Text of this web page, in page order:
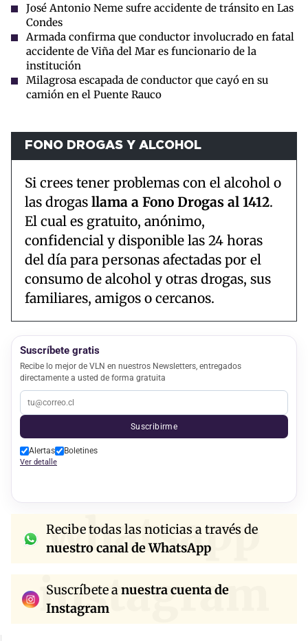
José Antonio Neme sufre accidente de tránsito en Las
Condes
Armada confirma que conductor involucrado en fatal
accidente de Viña del Mar es funcionario de la
institución
Milagrosa escapada de conductor que cayó en su
camión en el Puente Rauco
FONO DROGAS Y ALCOHOL
Si crees tener problemas con el alcohol o
las drogasllama a Fono Drogas al 1412.
El cual es gratuito, anónimo,
confidencial y disponible las 24 horas
del día para personas afectadas por el
consumo de alcohol y otras drogas, sus
familiares, amigos o cercanos.
Suscríbete gratis
Recibe lo mejor de VLN en nuestros Newsletters, entregados
directamente a usted de forma gratuita
Suscribirme
Alertas Boletines
Ver detalle
whatsapp
Recibe todas las noticias a través de
nuestro canal de WhatsApp
instagram
Suscríbete anuestra cuenta de
Instagram